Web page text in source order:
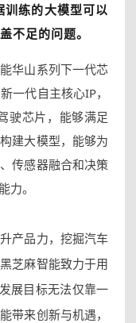
训练的大模型可以
足的问题。
华山系列下一代芯
一代自主核心IP，
驶芯片，能够满足
建大模型，能够为
传感器融合和决策
力。
产品力，挖掘汽车
芝麻智能致力于用
展目标无法仅靠一
带来创新与机遇，